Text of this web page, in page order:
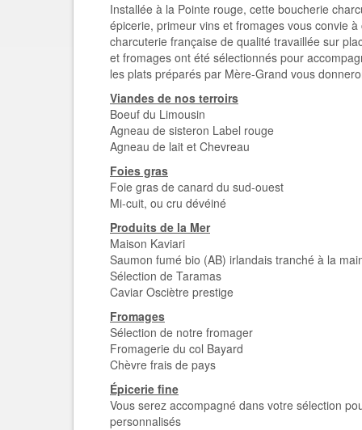
Installée à la Pointe rouge, cette boucherie
épicerie, primeur vins et fromages vous convie
charcuterie française de qualité travaillée sur
et fromages ont été sélectionnés pour
les plats préparés par Mère-Grand vous
Viandes de nos terroirs
Boeuf du Limousin
Agneau de sisteron Label rouge
Agneau de lait et Chevreau
Foies gras
Foie gras de canard du sud-ouest
Mi-cuit, ou cru dévéiné
Produits de la Mer
Maison Kaviari
Saumon fumé bio (AB) irlandais tranché à la
Sélection de Taramas
Caviar Osciètre prestige
Fromages
Sélection de notre fromager
Fromagerie du col Bayard
Chèvre frais de pays
Épicerie fine
Vous serez accompagné dans votre sélection
personnalisés